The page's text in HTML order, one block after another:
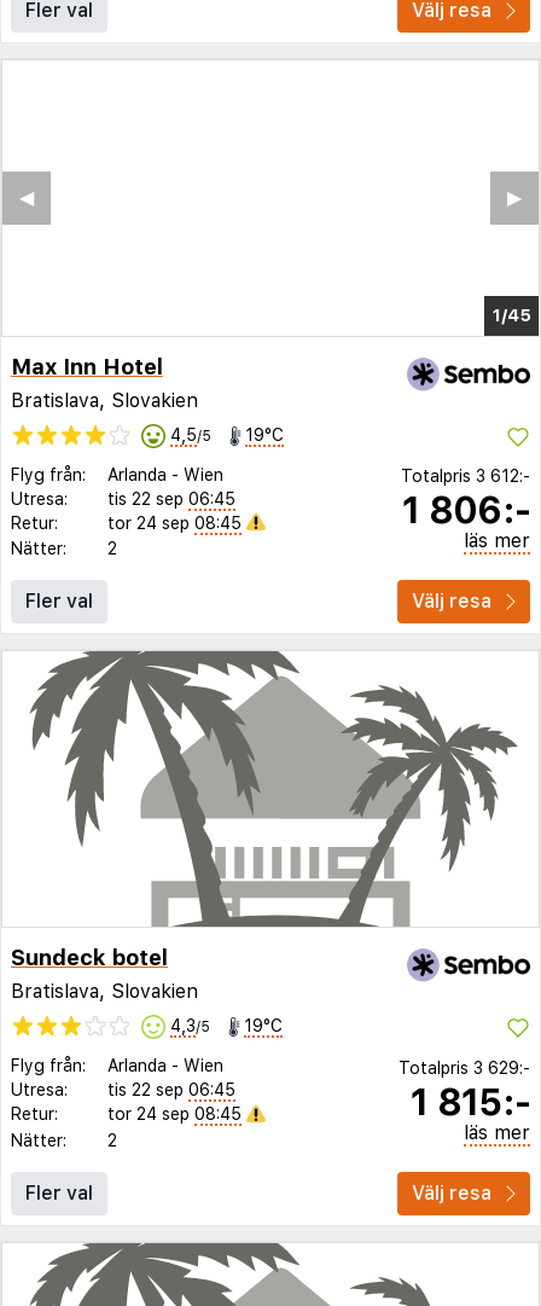
Fler val Välj resa
1/41
▶︎
◀︎
Max Inn Hotel
Bratislava, Slovakien
4,5/5 19°C
Flyg från: Arlanda - Wien
Utresa:
tis 22 sep 06:45
Retur:
tor 24 sep 08:45
Nätter:
2
Totalpris 3 612:-
1 806:-
läs mer
Fler val Välj resa
Sundeck botel
Bratislava, Slovakien
4,3/5 19°C
Flyg från: Arlanda - Wien
Utresa:
tis 22 sep 06:45
Retur:
tor 24 sep 08:45
Nätter:
2
Totalpris 3 629:-
1 815:-
läs mer
Fler val Välj resa